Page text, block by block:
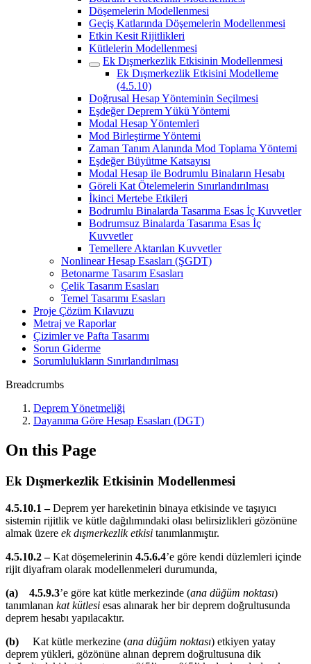
Döşemelerin Modellenmesi
Geçiş Katlarında Döşemelerin Modellenmesi
Etkin Kesit Rijitlikleri
Kütlelerin Modellenmesi
Ek Dışmerkezlik Etkisinin Modellenmesi
Ek Dışmerkezlik Etkisini Modelleme
(4.5.10)
Doğrusal Hesap Yönteminin Seçilmesi
Eşdeğer Deprem Yükü Yöntemi
Modal Hesap Yöntemleri
Mod Birleştirme Yöntemi
Zaman Tanım Alanında Mod Toplama Yöntemi
Eşdeğer Büyütme Katsayısı
Modal Hesap ile Bodrumlu Binaların Hesabı
Göreli Kat Ötelemelerin Sınırlandırılması
İkinci Mertebe Etkileri
Bodrumlu Binalarda Tasarıma Esas İç Kuvvetler
Bodrumsuz Binalarda Tasarıma Esas İç
Kuvvetler
Temellere Aktarılan Kuvvetler
Nonlinear Hesap Esasları (ŞGDT)
Betonarme Tasarım Esasları
Çelik Tasarım Esasları
Temel Tasarımı Esasları
Proje Çözüm Kılavuzu
Metraj ve Raporlar
Çizimler ve Pafta Tasarımı
Sorun Giderme
Sorumlulukların Sınırlandırılması
Breadcrumbs
Deprem Yönetmeliği
Dayanıma Göre Hesap Esasları (DGT)
On this Page
Ek Dışmerkezlik Etkisinin Modellenmesi
4.5.10.1 –Deprem yer hareketinin binaya etkisinde ve taşıyıcı
sistemin rijitlik ve kütle dağılımındaki olası belirsizlikleri gözönüne
almak üzere ek dışmerkezlik etkisi tanımlanmıştır.
4.5.10.2 –Kat döşemelerinin 4.5.6.4’e göre kendi düzlemleri içinde
rijit diyafram olarak modellenmeleri durumunda,
(a) 4.5.9.3’e göre kat kütle merkezinde (ana düğüm noktası)
tanımlanan kat kütlesi esas alınarak her bir deprem doğrultusunda
deprem hesabı yapılacaktır.
(b) Kat kütle merkezine (ana düğüm noktası) etkiyen yatay
deprem yükleri, gözönüne alınan deprem doğrultusuna dik